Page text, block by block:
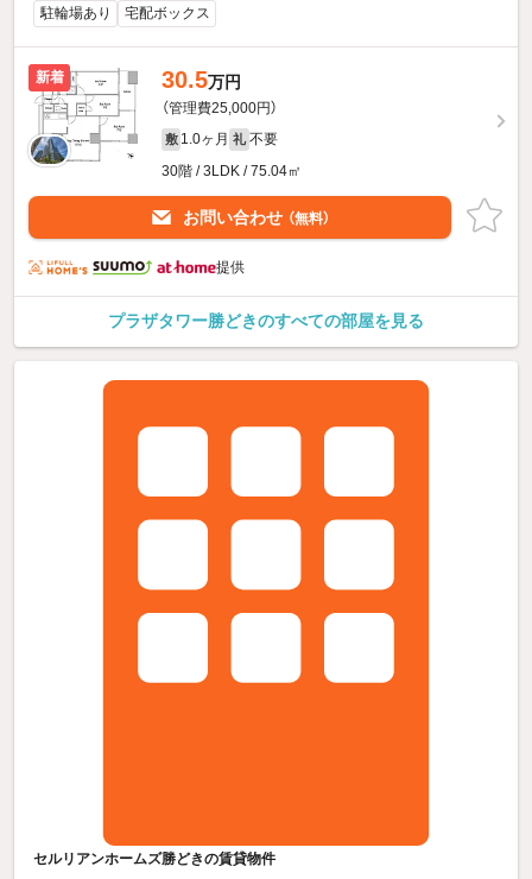
駐輪場あり
宅配ボックス
新着 30.5万円
（管理費25,000円）
敷 1.0ヶ月 礼 不要
30階 / 3LDK / 75.04㎡
お問い合わせ （無料）
提供
プラザタワー勝どきのすべての部屋を見る
セルリアンホームズ勝どきの賃貸物件